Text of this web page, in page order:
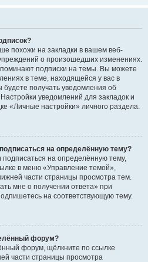
похожи на закладки в вашем веб-
о произошедших изменениях.
подписки на темы. Вы можете
в теме, находящейся у вас в
будете получать уведомления об
уведомлений для закладок и
«Личные настройки» личного раздела.
на определённую тему?
подписаться на определённую тему,
в меню «Управление темой»,
части страницы просмотра тем.
мне о получении ответа» при
на соответствующую тему.
форум?
форум, щёлкните по ссылке
части страницы просмотра